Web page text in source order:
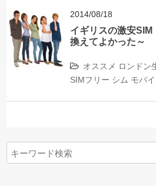
2014/08/18
イギリスの激安
換えてよかった～
オススメ ロンドン
SIMフリー シム モバ